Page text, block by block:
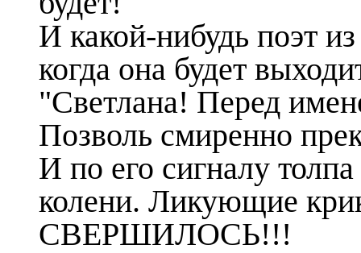
И какой-нибудь поэт
когда она будет
"Светлана! Перед
Позволь смиренно
И по его сигналу
колени. Ликующие
СВЕРШИЛОСЬ!!!